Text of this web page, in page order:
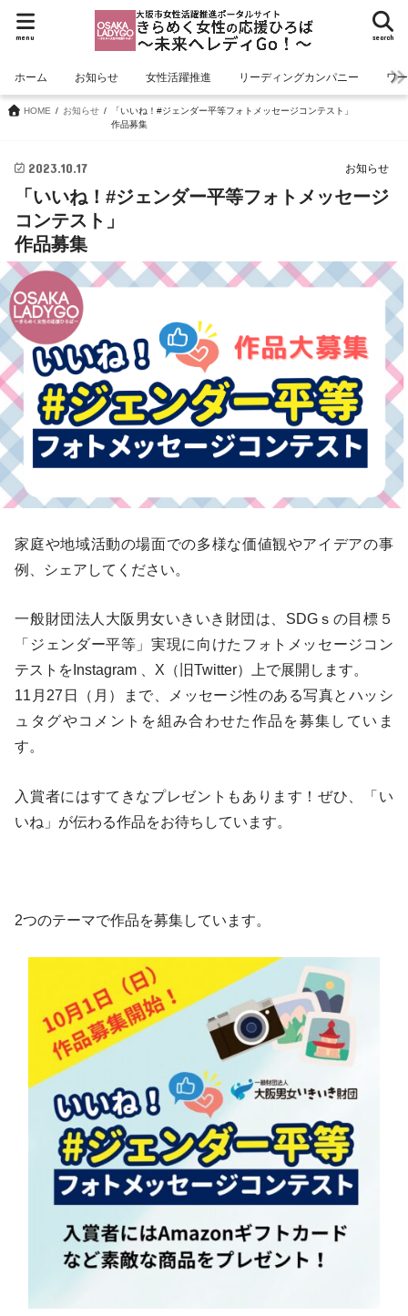
search
menu
ホーム お知らせ 女性活躍推進 リーディングカンパニー ワ
HOME お知らせ
「いいね！#ジェンダー平等フォトメッセージコンテスト」
作品募集
お知らせ
2023.10.17
「いいね！#ジェンダー平等フォトメッセージ
コンテスト」
作品募集
家庭や地域活動の場面での多様な価値観やアイデアの事
例、シェアしてください。
一般財団法人大阪男女いきいき財団は、SDGｓの目標５
「ジェンダー平等」実現に向けたフォトメッセージコン
テストをInstagram 、X（旧Twitter）上で展開します。
11月27日（月）まで、メッセージ性のある写真とハッシ
ュタグやコメントを組み合わせた作品を募集していま
す。
入賞者にはすてきなプレゼントもあります！ぜひ、「い
いね」が伝わる作品をお待ちしています。
2つのテーマで作品を募集しています。